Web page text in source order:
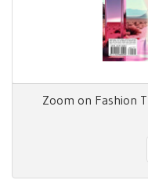
Zoom on Fashion